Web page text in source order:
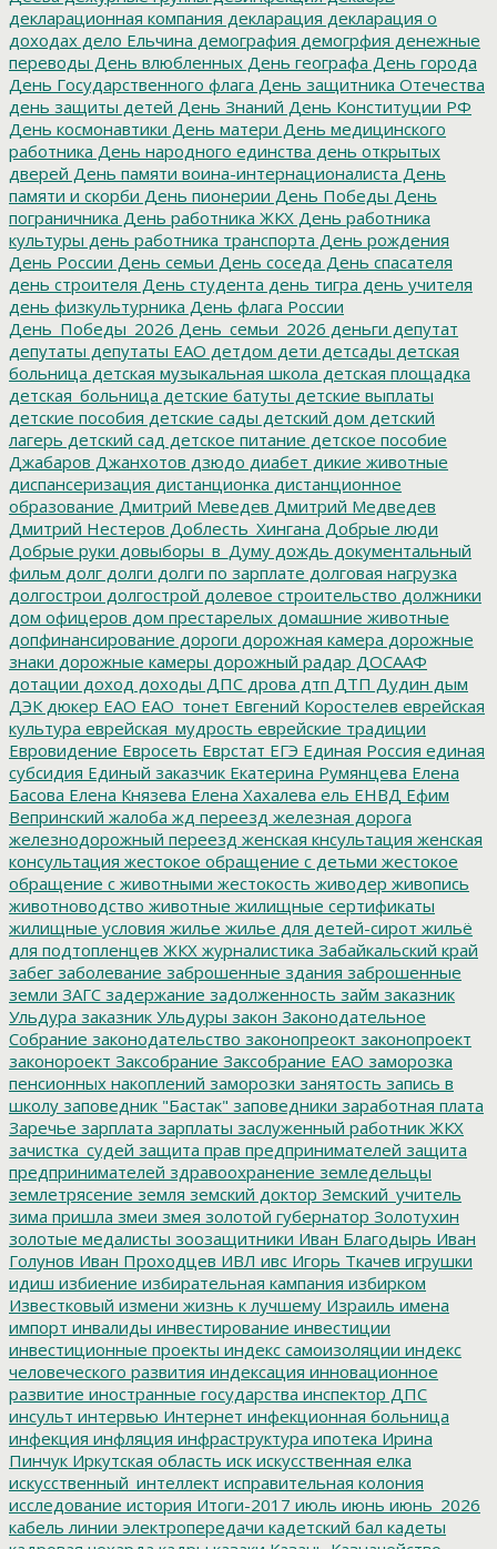
декларационная компания декларация декларация о
доходах дело Ельчина демография демогрфия денежные
переводы День влюбленных День географа День города
День Государственного флага День защитника Отечества
день защиты детей День Знаний День Конституции РФ
День космонавтики День матери День медицинского
работника День народного единства день открытых
дверей День памяти воина-интернационалиста День
памяти и скорби День пионерии День Победы День
пограничника День работника ЖКХ День работника
культуры день работника транспорта День рождения
День России День семьи День соседа День спасателя
день строителя День студента день тигра день учителя
день физкультурника День флага России
День_Победы_2026 День_семьи_2026 деньги депутат
депутаты депутаты ЕАО детдом дети детсады детская
больница детская музыкальная школа детская площадка
детская_больница детские батуты детские выплаты
детские пособия детские сады детский дом детский
лагерь детский сад детское питание детское пособие
Джабаров Джанхотов дзюдо диабет дикие животные
диспансеризация дистанционка дистанционное
образование Дмитрий Меведев Дмитрий Медведев
Дмитрий Нестеров Доблесть_Хингана Добрые люди
Добрые руки довыборы_в_Думу дождь документальный
фильм долг долги долги по зарплате долговая нагрузка
долгострои долгострой долевое строительство должники
дом офицеров дом престарелых домашние животные
допфинансирование дороги дорожная камера дорожные
знаки дорожные камеры дорожный радар ДОСААФ
дотации доход доходы ДПС дрова дтп ДТП Дудин дым
ДЭК дюкер ЕАО ЕАО_тонет Евгений Коростелев еврейская
культура еврейская_мудрость еврейские традиции
Евровидение Евросеть Еврстат ЕГЭ Единая Россия единая
субсидия Единый заказчик Екатерина Румянцева Елена
Басова Елена Князева Елена Хахалева ель ЕНВД Ефим
Вепринский жалоба жд переезд железная дорога
железнодорожный переезд женская кнсультация женская
консультация жестокое обращение с детьми жестокое
обращение с животными жестокость живодер живопись
животноводство животные жилищные сертификаты
жилищные условия жилье жилье для детей-сирот жильё
для подтопленцев ЖКХ журналистика Забайкальский край
забег заболевание заброшенные здания заброшенные
земли ЗАГС задержание задолженность займ заказник
Ульдура заказник Ульдуры закон Законодательное
Собрание законодательство законопреокт законопроект
законороект Заксобрание Заксобрание ЕАО заморозка
пенсионных накоплений заморозки занятость запись в
школу заповедник "Бастак" заповедники заработная плата
Заречье зарплата зарплаты заслуженный работник ЖКХ
зачистка_судей защита прав предпринимателей защита
предпринимателей здравоохранение земледельцы
землетрясение земля земский доктор Земский_учитель
зима пришла змеи змея золотой губернатор Золотухин
золотые медалисты зоозащитники Иван Благодырь Иван
Голунов Иван Проходцев ИВЛ ивс Игорь Ткачев игрушки
идиш избиение избирательная кампания избирком
Известковый измени жизнь к лучшему Израиль имена
импорт инвалиды инвестирование инвестиции
инвестиционные проекты индекс самоизоляции индекс
человеческого развития индексация инновационное
развитие иностранные государства инспектор ДПС
инсульт интервью Интернет инфекционная больница
инфекция инфляция инфраструктура ипотека Ирина
Пинчук Иркутская область иск искусственная елка
искусственный_интеллект исправительная колония
исследование история Итоги-2017 июль июнь июнь_2026
кабель линии электропередачи кадетский бал кадеты